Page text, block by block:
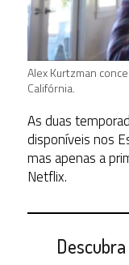
Alex Kurtzman
Califórnia.
As duas
disponíveis nos
mas apenas a
Netflix.